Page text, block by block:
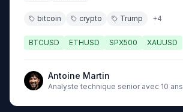
bitcoin crypto Trump +4
BTCUSD ETHUSD SPX500 XAUUSD
Antoine Martin
Analyste technique senior avec 10 ans